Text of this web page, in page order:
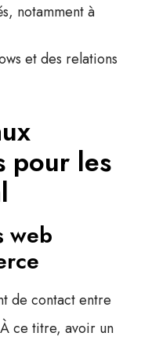
, notamment à
et des relations
pour les
web
de contactentre
ce titre, avoir un